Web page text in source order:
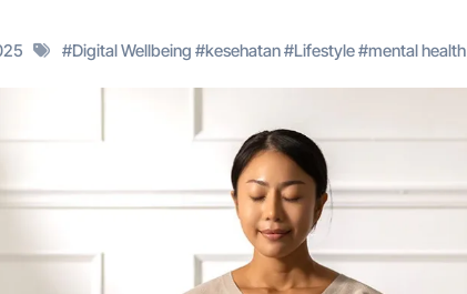
#Digital Wellbeing #kesehatan#Lifestyle#mental health